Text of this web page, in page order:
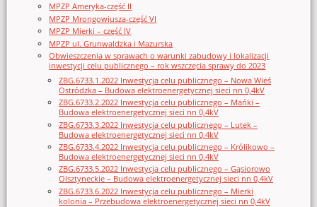
MPZP Ameryka-część II
MPZP Mrongowiusza-część VI
MPZP Mierki – część IV
MPZP ul. Grunwaldzka i Mazurska
Obwieszczenia w sprawach o warunki zabudowy i lokalizacji
inwestycji celu publicznego – rok wszczęcia sprawy do 2023
ZBG.6733.1.2022 Inwestycja celu publicznego – Nowa Wieś
Ostródzka – Budowa elektroenergetycznej sieci nn 0,4kV
ZBG.6733.2.2022 Inwestycja celu publicznego – Mańki –
Budowa elektroenergetycznej sieci nn 0,4kV
ZBG.6733.3.2022 Inwestycja celu publicznego – Lutek –
Budowa elektroenergetycznej sieci nn 0,4kV
ZBG.6733.4.2022 Inwestycja celu publicznego – Królikowo –
Budowa elektroenergetycznej sieci nn 0,4kV
ZBG.6733.5.2022 Inwestycja celu publicznego – Gąsiorowo
Olsztyneckie – Budowa elektroenergetycznej sieci nn 0,4kV
ZBG.6733.6.2022 Inwestycja celu publicznego – Mierki
kolonia – Przebudowa elektroenergetycznej sieci nn 0,4kV